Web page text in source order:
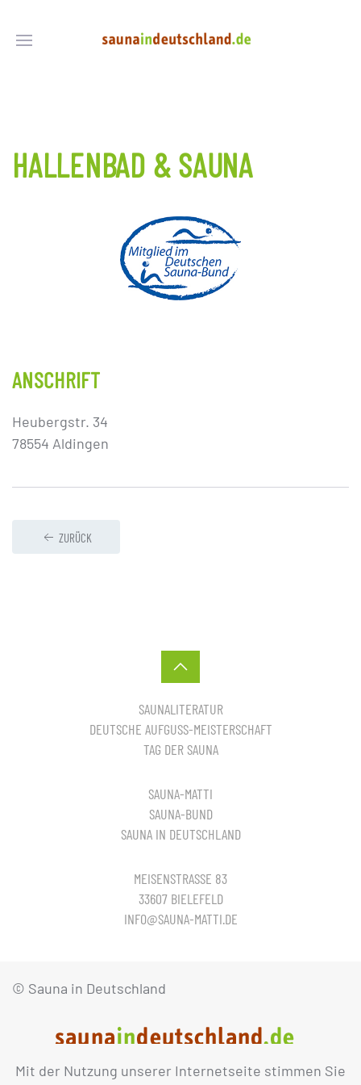
Mit der Nutzung unserer Internetseite stimmen Sie
HALLENBAD & SAUNA
ANSCHRIFT
Heubergstr. 34
78554 Aldingen
ZURÜCK
SAUNALITERATUR
DEUTSCHE AUFGUSS-MEISTERSCHAFT
TAG DER SAUNA
SAUNA-MATTI
SAUNA-BUND
SAUNA IN DEUTSCHLAND
MEISENSTRASSE 83
33607 BIELEFELD
INFO@SAUNA-MATTI.DE
© Sauna in Deutschland